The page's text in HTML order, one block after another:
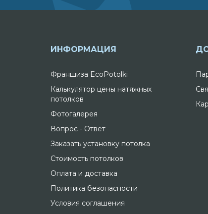
ИНФОРМАЦИЯ
Франшиза EcoPotolki
Калькулятор цены натяжных
потолков
Фотогалерея
Вопрос - Ответ
Заказать установку потолка
Стоимость потолков
Оплата и доставка
Политика безопасности
Условия соглашения